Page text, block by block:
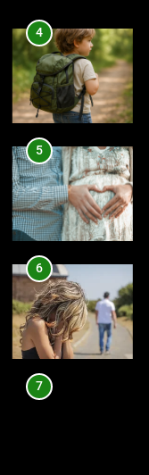
4
5
6
7
1228